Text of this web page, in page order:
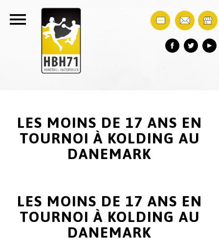
LES MOINS DE 17 ANS EN
TOURNOI À KOLDING AU
DANEMARK
LES MOINS DE 17 ANS EN
TOURNOI À KOLDING AU
DANEMARK